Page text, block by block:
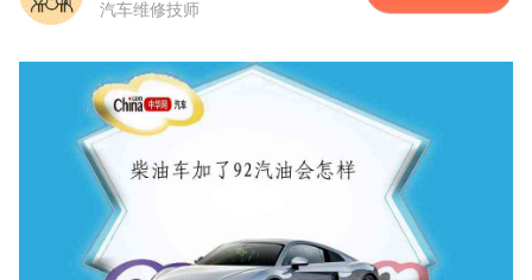
汽车维修技师